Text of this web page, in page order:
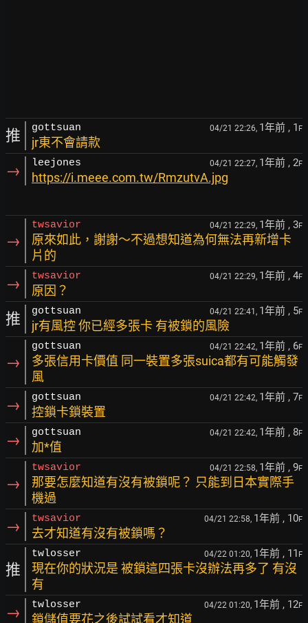
推 gottsuan 04/21 22:26, 1年前 , 1 F
jr東不會請款
→ leejones 04/21 22:27, 1年前 , 2F
https://i.meee.com.tw/RmzutvA.jpg
→
twsavior 04/21 22:29, 1年前 , 3F
原來如此，謝謝～不過想知道為何無法再新增卡
片的
→ twsavior 04/21 22:29, 1年前 , 4F
原因？
推 gottsuan 04/21 22:41, 1年前 , 5F
jr有風控 你已經多張卡 有被鎖的風險
→
gottsuan 04/21 22:42, 1年前 , 6F
多張信用卡價值 同一裝置多張suica都有可能觸發
風
→ gottsuan 04/21 22:42, 1年前 , 7F
控鎖卡鎖裝置
→ gottsuan 04/21 22:42, 1年前 , 8F
加*值
→
twsavior 04/21 22:58, 1年前 , 9F
那要怎麼知道有沒有被鎖呢？ 只能到日本實際手
機過
→ twsavior 04/21 22:58, 1年前 , 10F
去才知道有沒有被鎖嗎？
推
twlosser 04/22 01:20, 1年前 , 11 F
現在你的狀況是 被鎖這四張卡沒辦法再多了 有沒
有
→ twlosser 04/22 01:20, 1年前 , 12F
鎖儲值要花之後試試看才知道